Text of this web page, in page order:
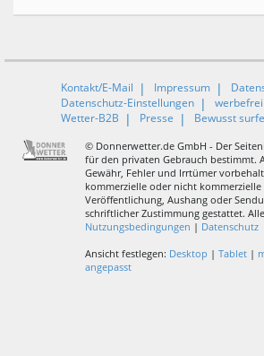
Kontakt/E-Mail Impressum
Datenschutz-Einstellungen
Wetter-B2B
Presse Bewusst
© Donnerwetter.de GmbH - Der
für den privaten Gebrauch bestimmt.
Gewähr, Fehler und Irrtümer
kommerzielle oder nicht kommerzielle
Veröffentlichung, Aushang oder
schriftlicher Zustimmung gestattet.
Nutzungsbedingungen | Datenschutz
Ansicht festlegen: Desktop | Tablet|
angepasst